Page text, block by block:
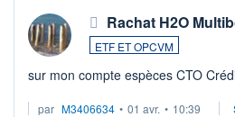
Rachat H2O
ETF ET OPCVM
sur mon compte espèces CTO
par M3406634 • 01 avr. • 10:39